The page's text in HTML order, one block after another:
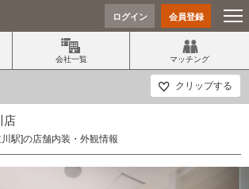
ログイン 会員登録
会社一覧 マッチング
クリップする
店
駅]の店舗内装・外観情報